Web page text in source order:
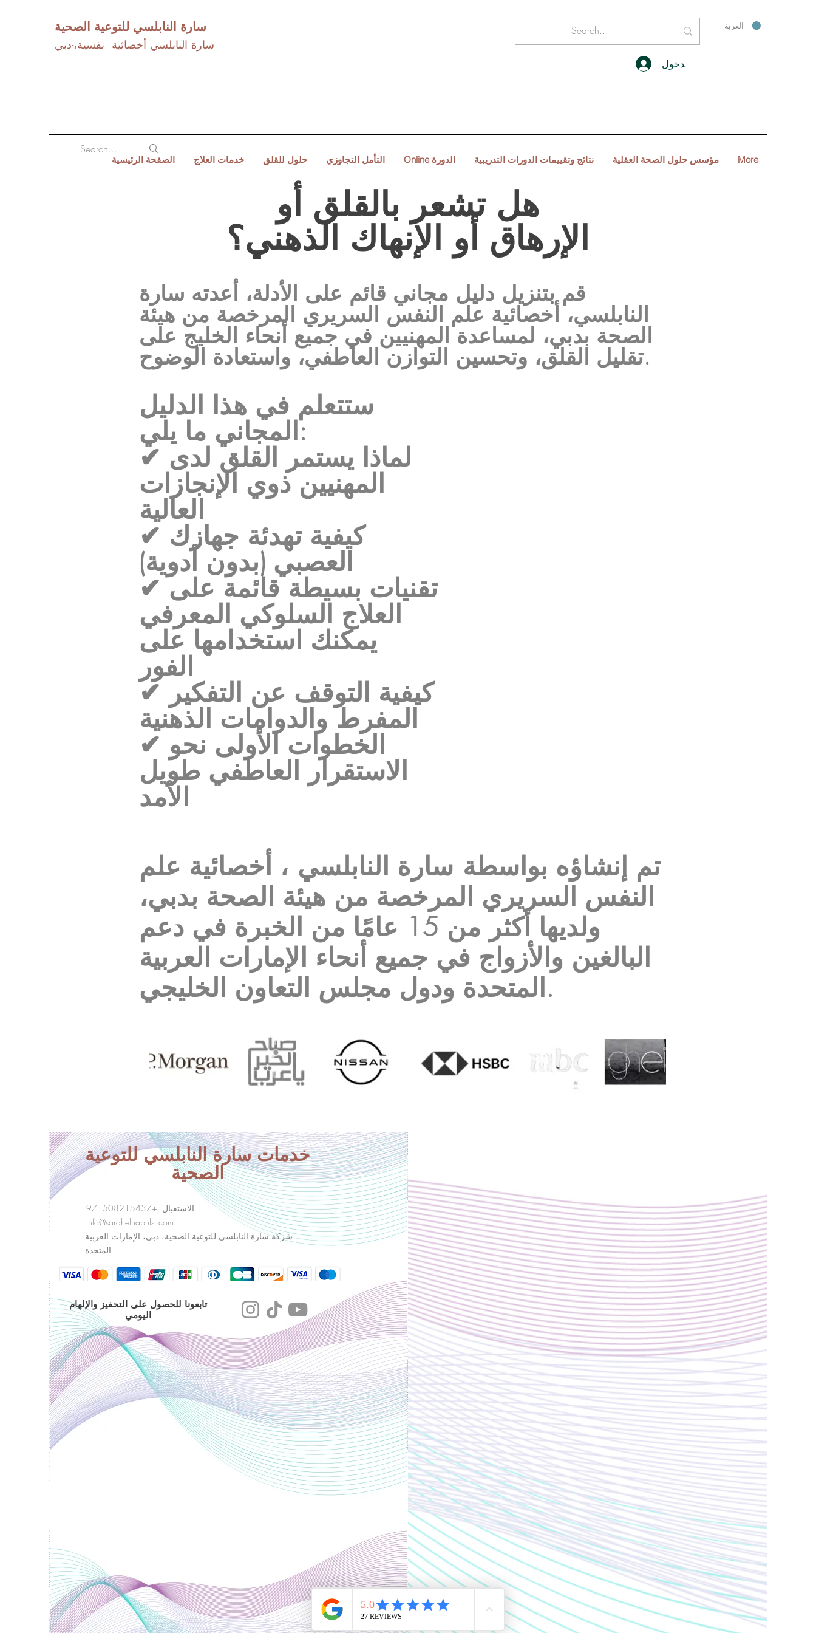
سارة النابلسي للتوعية الصحية
سارة النابلسي أخصائية نفسية،-دبي
العربة
تسجيل الدخول
الصفحة الرئيسية خدمات العلاج حلول للقلق التأمل التجاوزي Online الدورة نتائج وتقييمات الدورات التدريبية مؤسس حلول الصحة العقلية More
هل تشعر بالقلق أو
الإرهاق أو الإنهاك الذهني؟
قم بتنزيل دليل مجاني قائم على الأدلة، أعدته سارة
النابلسي، أخصائية علم النفس السريري المرخصة من هيئة
الصحة بدبي، لمساعدة المهنيين في جميع أنحاء الخليج على
تقليل القلق، وتحسين التوازن العاطفي، واستعادة الوضوح.
ستتعلم في هذا الدليل
المجاني ما يلي:
✔ لماذا يستمر القلق لدى
المهنيين ذوي الإنجازات
العالية
✔ كيفية تهدئة جهازك
العصبي (بدون أدوية)
✔ تقنيات بسيطة قائمة على
العلاج السلوكي المعرفي
يمكنك استخدامها على
الفور
✔ كيفية التوقف عن التفكير
المفرط والدوامات الذهنية
✔ الخطوات الأولى نحو
الاستقرار العاطفي طويل
الأمد
تم إنشاؤه بواسطة سارة النابلسي ، أخصائية علم
النفس السريري المرخصة من هيئة الصحة بدبي،
ولديها أكثر من 15 عامًا من الخبرة في دعم
البالغين والأزواج في جميع أنحاء الإمارات العربية
المتحدة ودول مجلس التعاون الخليجي.
خدمات سارة النابلسي للتوعية
الصحية
الاستقبال: +971508215437
info@sarahelnabulsi.com
شركة سارة النابلسي للتوعية الصحية، دبي، الإمارات العربية
المتحدة
تابعونا للحصول على التحفيز والإلهام
اليومي